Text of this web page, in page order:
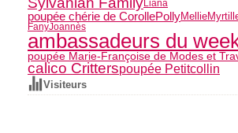
Liana
poupée chérie de CorollePollyMellie
FanyJoannès
ambassadeurs du
poupée Marie-Françoise de Modes et
calico Critterspoupée Petitcollin
Visiteurs